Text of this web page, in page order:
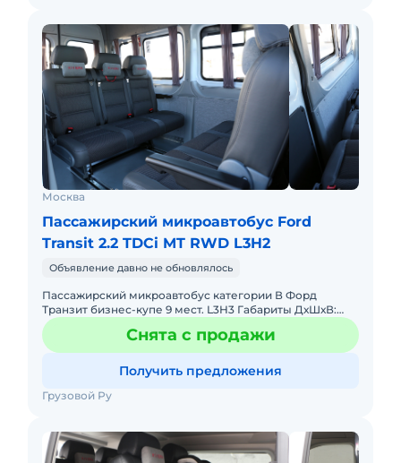
Москва
Пассажирский микроавтобус Ford
Transit 2.2 TDCi MT RWD L3H2
Объявление давно не обновлялось
Пассажирский микроавтобус категории В Форд
Транзит бизнес-купе 9 мест. L3H3 Габариты ДхШхВ:
5981х2474х2786. Трансформируемый салон Riviera. Из
девятиместного мСнята с продажи
Получить предложения
Грузовой Ру